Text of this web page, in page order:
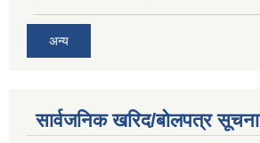
अन्य
सार्वजनिक खरिद/बोलपत्र सूचना